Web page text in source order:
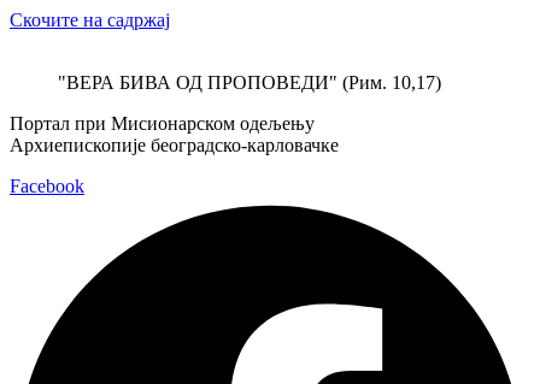
Скочите на садржај
"ВЕРА БИВА ОД ПРОПОВЕДИ" (Рим. 10,17)
Портал при Мисионарском одељењу
Архиепископије београдско-карловачке
Facebook